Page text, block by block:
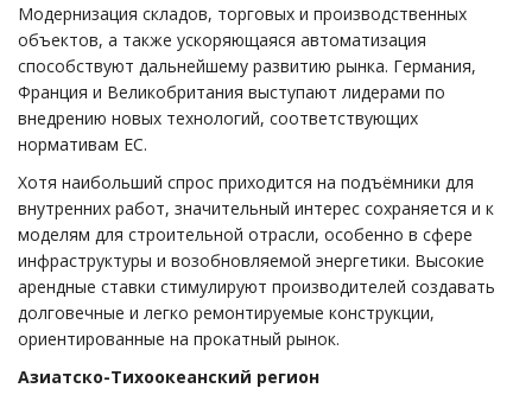
Модернизация складов, торговых и производственных
объектов, а также ускоряющаяся автоматизация
способствуют дальнейшему развитию рынка. Германия,
Франция и Великобритания выступают лидерами по
внедрению новых технологий, соответствующих
нормативам ЕС.
Хотя наибольший спрос приходится на подъёмники для
внутренних работ, значительный интерес сохраняется и к
моделям для строительной отрасли, особенно в сфере
инфраструктуры и возобновляемой энергетики. Высокие
арендные ставки стимулируют производителей создавать
долговечные и легко ремонтируемые конструкции,
ориентированные на прокатный рынок.
Азиатско-Тихоокеанский регион